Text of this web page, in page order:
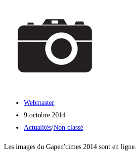
Auteur/autrice
de
la
Webmaster
Publication
publiée :
9 octobre 2014
Post
Actualités/Non classé
Les images du Gapen'cimes 2014 sont en